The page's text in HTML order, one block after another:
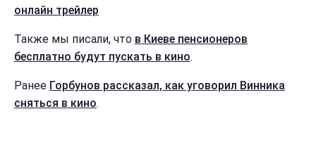
онлайн трейлер
Также мы писали, что в Киеве пенсионеров
бесплатно будут пускать в кино.
Ранее Горбунов рассказал, как уговорил Винника
сняться в кино.